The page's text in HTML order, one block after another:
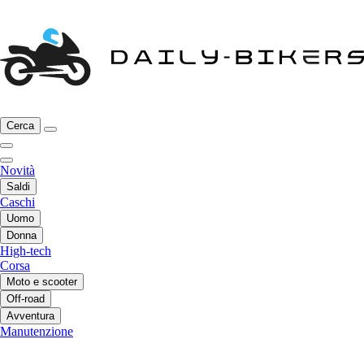
Cerca
Novità
Saldi
Caschi
Uomo
Donna
High-tech
Corsa
Moto e scooter
Off-road
Avventura
Manutenzione